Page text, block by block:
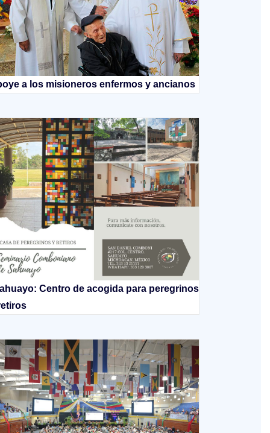
a los misioneros enfermos y ancianos
Centro de acogida para peregrinos